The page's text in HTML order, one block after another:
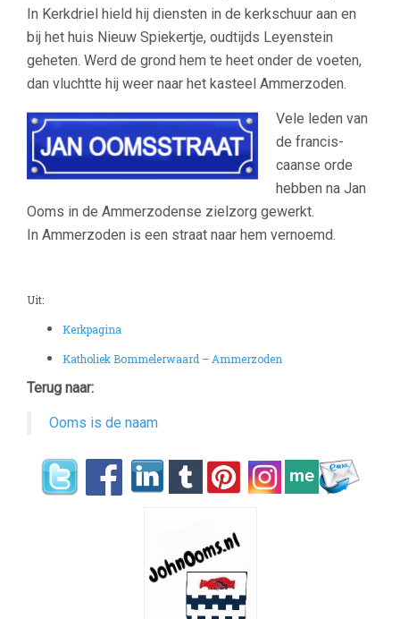
In Kerkdriel hield hij diensten in de kerkschuur aan en
bij het huis Nieuw Spiekertje, oudtijds Leyenstein
geheten. Werd de grond hem te heet onder de voeten,
dan vluchtte hij weer naar het kasteel Ammerzoden.
Vele leden van
de fran­cis­
caanse orde
hebben na Jan
Ooms in de Am­mer­zo­dense ziel­zorg gewerkt.
In Ammerzoden is een straat naar hem vernoemd.
Uit:
Kerkpagina
Katholiek Bommelerwaard – Ammerzoden
Terug naar:
Ooms is de naam